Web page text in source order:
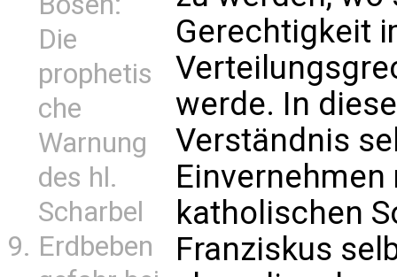
Die
prophetis
che
Warnung
des hl.
Scharbel
Erdbeben
Gerechtigkeit
werde. In
Verständnis
katholischen
Franziskus